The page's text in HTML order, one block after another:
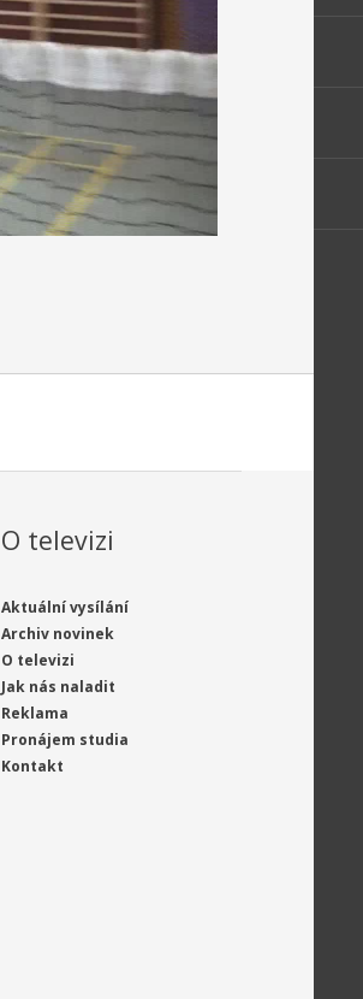
O televizi
Aktuální vysílání
Archiv novinek
O televizi
Jak nás naladit
Reklama
Pronájem studia
Kontakt